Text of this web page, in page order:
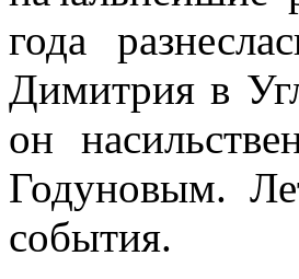
года
Димитрия в
он
Годуновым.
события.